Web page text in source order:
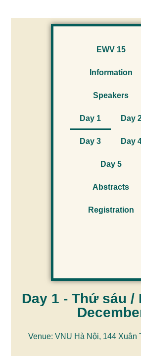
EWV 15
Information
Speakers
Day 1 Day
Day 3 Day
Day 5
Abstracts
Registration
Day 1 - Thứ sáu /
Venue: VNU Hà Nội, 144 Xuân